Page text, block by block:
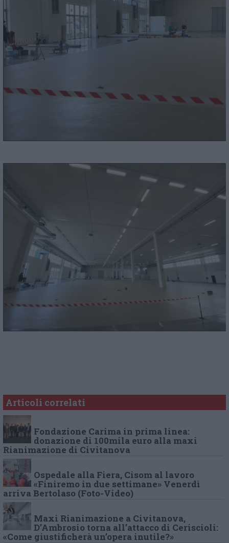
Articoli correlati
Fondazione Carima in prima linea:
donazione di 100mila euro alla maxi
Rianimazione di Civitanova
Ospedale alla Fiera, Cisom al lavoro
«Finiremo in due settimane» Venerdì
arriva Bertolaso (Foto-Video)
Maxi Rianimazione a Civitanova,
D’Ambrosio torna all’attacco di Ceriscioli:
«Come giustificherà un’opera inutile?»